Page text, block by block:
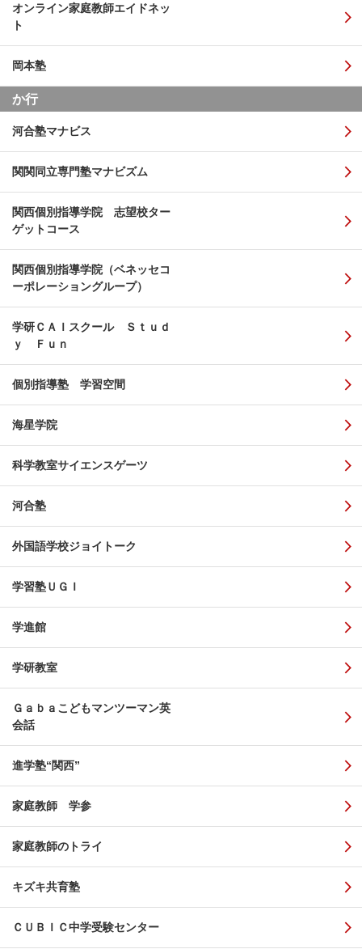
オンライン家庭教師エイドネッ
ト
岡本塾
か行
河合塾マナビス
関関同立専門塾マナビズム
関西個別指導学院 志望校ター
ゲットコース
関西個別指導学院（ベネッセコ
ーポレーショングループ）
学研ＣＡＩスクール Ｓｔｕｄ
ｙ Ｆｕｎ
個別指導塾 学習空間
海星学院
科学教室サイエンスゲーツ
河合塾
外国語学校ジョイトーク
学習塾ＵＧＩ
学進館
学研教室
Ｇａｂａこどもマンツーマン英
会話
進学塾“関西”
家庭教師 学参
家庭教師のトライ
キズキ共育塾
ＣＵＢＩＣ中学受験センター